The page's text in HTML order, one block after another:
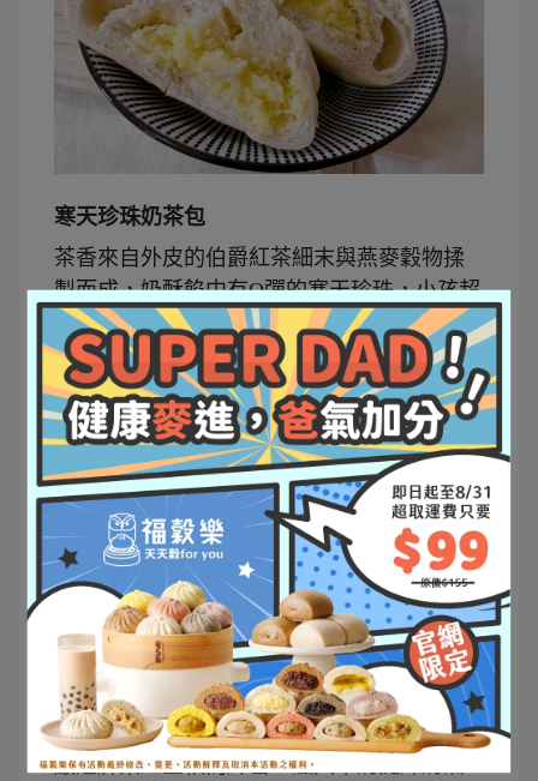
寒天珍珠奶茶包
茶香來自外皮的伯爵紅茶細末與燕麥穀物揉
製而成，奶酥餡中有Q彈的寒天珍珠，小孩超
愛！
奶油紅豆包
嚴選屏東紅豆較為綿密，融入牛奶提煉奶油